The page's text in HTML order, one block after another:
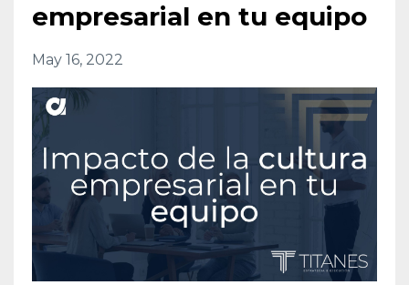
empresarial en tu equipo
May 16, 2022